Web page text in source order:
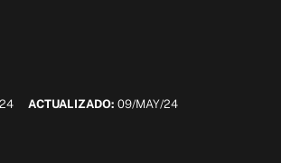
ACTUALIZADO: 09/MAY/24